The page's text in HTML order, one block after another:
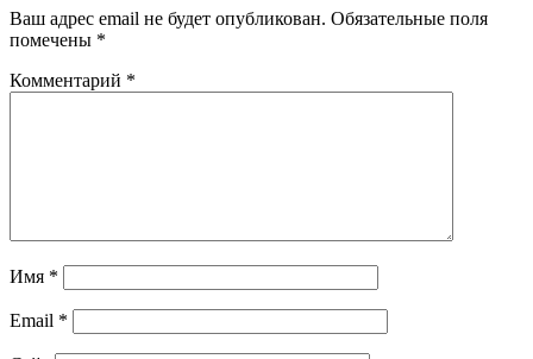
Ваш адрес email не будет опубликован. Обязательные поля
помечены *
Комментарий *
Имя *
Email *